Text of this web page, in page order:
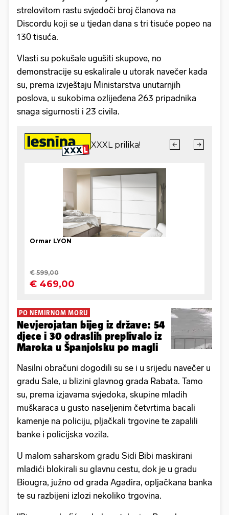
strelovitom rastu svjedoči broj članova na
Discordu koji se u tjedan dana s tri tisuće popeo na
130 tisuća.
Vlasti su pokušale ugušiti skupove, no
demonstracije su eskalirale u utorak navečer kada
su, prema izvještaju Ministarstva unutarnjih
poslova, u sukobima ozlijeđena 263 pripadnika
snaga sigurnosti i 23 civila.
PO NEMIRNOM MORU
Nevjerojatan bijeg iz države: 54
djece i 30 odraslih preplivalo iz
Maroka u Španjolsku po magli
Nasilni obračuni dogodili su se i u srijedu navečer u
gradu Sale, u blizini glavnog grada Rabata. Tamo
su, prema izjavama svjedoka, skupine mladih
muškaraca u gusto naseljenim četvrtima bacali
kamenje na policiju, pljačkali trgovine te zapalili
banke i policijska vozila.
U malom saharskom gradu Sidi Bibi maskirani
mladići blokirali su glavnu cestu, dok je u gradu
Biougra, južno od grada Agadira, opljačkana banka
te su razbijeni izlozi nekoliko trgovina.